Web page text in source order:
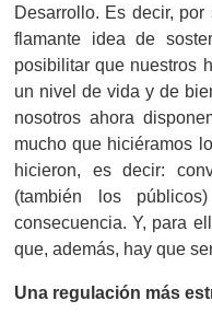
Desarrollo. Es decir,
flamante idea de
posibilitar que nuestros
un nivel de vida y de
nosotros ahora
mucho que hiciéramos
hicieron, es decir:
(también los
consecuencia. Y, para
que, además, hay que
Una regulación más